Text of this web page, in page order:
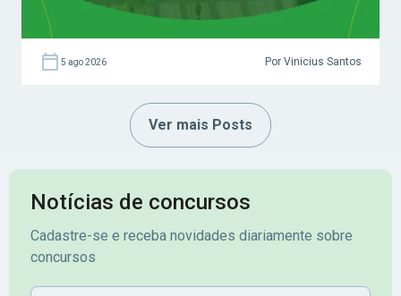
5 ago 2026 Por Vinicius Santos
Ver mais Posts
Notícias de concursos
Cadastre-se e receba novidades diariamente sobre
concursos